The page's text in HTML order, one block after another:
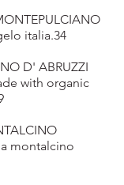
italia.34
D' ABRUZZI
with organic
montalcino